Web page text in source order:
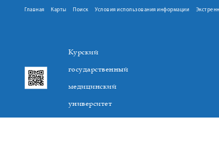
Главная Карты Поиск Условия использования информации
Курский
государственный
медицинский
университет